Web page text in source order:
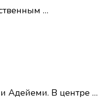
…
Адейеми. В центре …